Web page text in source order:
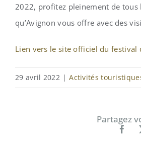
2022, profitez pleinement de tous
qu’Avignon vous offre avec des
Lien vers le site officiel du festival
29 avril 2022 | Activités
Partagez